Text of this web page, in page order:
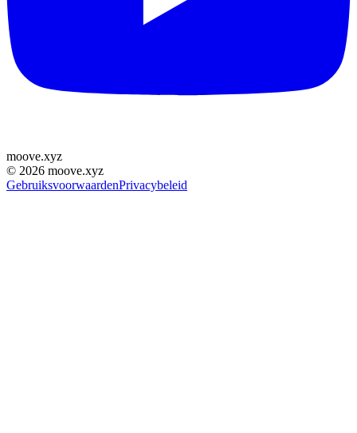
moove.xyz
© 2026 moove.xyz
GebruiksvoorwaardenPrivacybeleid